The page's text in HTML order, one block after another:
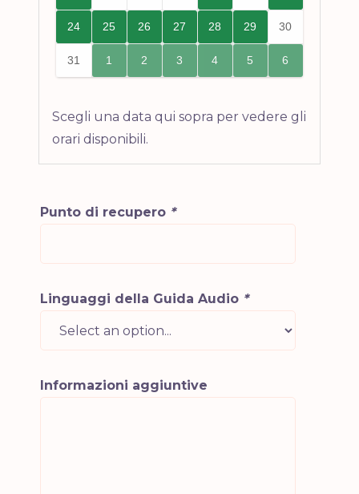
24 25 26 27 28 29 30
31 1 2 3 4 5 6
Scegli una data qui sopra per vedere gli
orari disponibili.
Punto di recupero *
Linguaggi della Guida Audio *
Informazioni aggiuntive